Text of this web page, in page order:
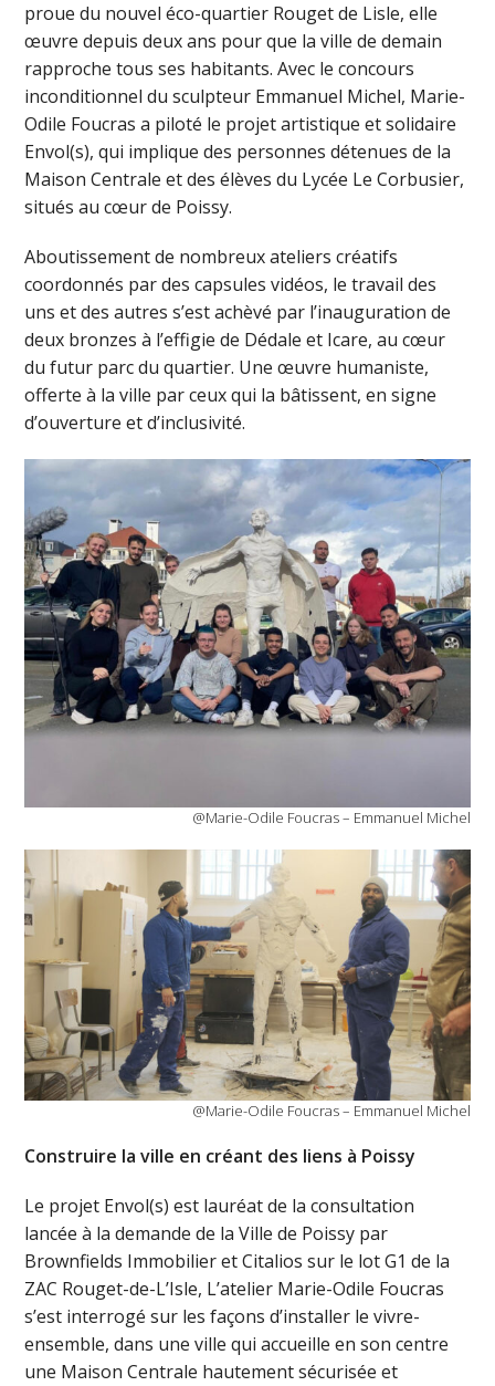
proue du nouvel éco-quartier Rouget de Lisle, elle
œuvre depuis deux ans pour que la ville de demain
rapproche tous ses habitants. Avec le concours
inconditionnel du sculpteur Emmanuel Michel, Marie-
Odile Foucras a piloté le projet artistique et solidaire
Envol(s), qui implique des personnes détenues de la
Maison Centrale et des élèves du Lycée Le Corbusier,
situés au cœur de Poissy.
Aboutissement de nombreux ateliers créatifs
coordonnés par des capsules vidéos, le travail des
uns et des autres s’est achèvé par l’inauguration de
deux bronzes à l’effigie de Dédale et Icare, au cœur
du futur parc du quartier. Une œuvre humaniste,
offerte à la ville par ceux qui la bâtissent, en signe
d’ouverture et d’inclusivité.
@Marie-Odile Foucras – Emmanuel Michel
@Marie-Odile Foucras – Emmanuel Michel
Construire la ville en créant des liens à Poissy
Le projet Envol(s) est lauréat de la consultation
lancée à la demande de la Ville de Poissy par
Brownfields Immobilier et Citalios sur le lot G1 de la
ZAC Rouget-de-L’Isle, L’atelier Marie-Odile Foucras
s’est interrogé sur les façons d’installer le vivre-
ensemble, dans une ville qui accueille en son centre
une Maison Centrale hautement sécurisée et